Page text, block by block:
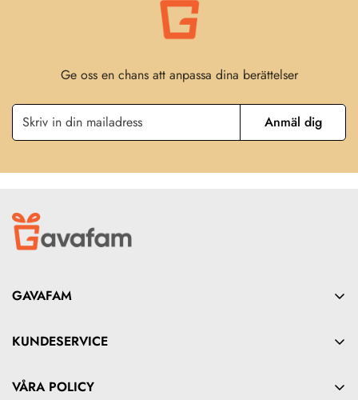
Ge oss en chans att anpassa dina berättelser
Anmäl dig
GAVAFAM
London, England, WC2H 9JQ
Building, 8 Thomson Road, HK
KUNDESERVICE
VÅRA POLICY